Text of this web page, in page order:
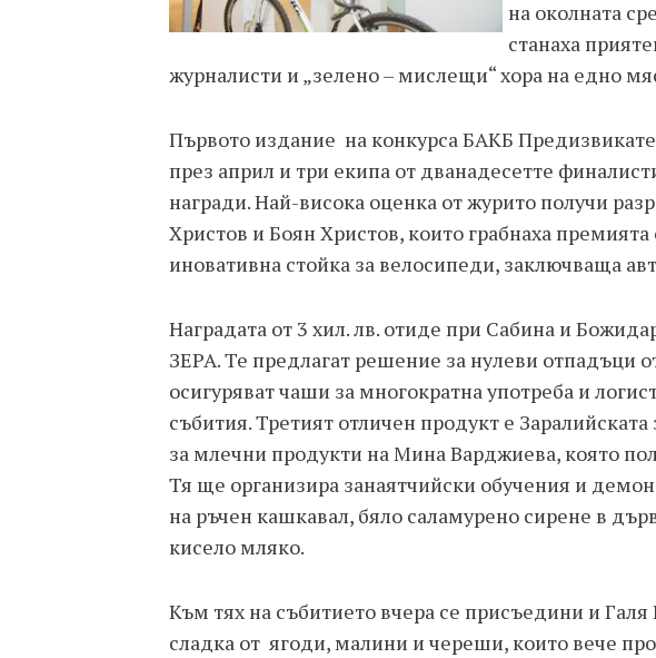
на околната
станаха
журналисти и „зелено – мислещи“ хора на едно
Първото издание на конкурса БАКБ
през април и три екипа от дванадесетте
награди. Най-висока оценка от журито получи
Христов и Боян Христов, които грабнаха премията
иновативна стойка за велосипеди, заключваща
Наградата от 3 хил. лв. отиде при Сабина и
ЗЕРА. Те предлагат решение за нулеви отпадъци
осигуряват чаши за многократна употреба и
събития. Третият отличен продукт е
за млечни продукти на Мина Варджиева, която
Тя ще организира занаятчийски обучения и
на ръчен кашкавал, бяло саламурено сирене в
кисело мляко.
Към тях на събитието вчера се присъедини и Галя
сладка от ягоди, малини и череши, които вече